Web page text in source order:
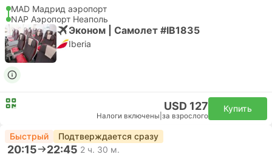
MAD Мадрид аэропорт
NAP Аэропорт Неаполь
Эконом | Самолет #IB1835
Iberia
USD 127
Налоги включены за взрослого
Купить
Быстрый Подтверждается сразу
20:15 22:45 2 ч. 30 м.